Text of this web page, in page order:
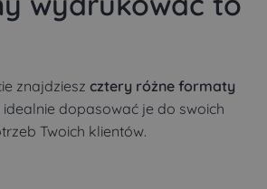
znajdzieszcztery różne formaty
idealnie dopasować je do swoich
Twoich klientów.